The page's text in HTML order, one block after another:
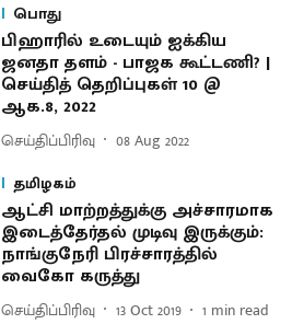
பொது
பிஹாரில் உடையும் ஐக்கிய
ஜனதா தளம் - பாஜக கூட்டணி? |
செய்தித் தெறிப்புகள் 10 @
ஆக.8, 2022
செய்திப்பிரிவு
08 Aug 2022
தமிழகம்
ஆட்சி மாற்றத்துக்கு அச்சாரமாக
இடைத்தேர்தல் முடிவு இருக்கும்:
நாங்குநேரி பிரச்சாரத்தில்
வைகோ கருத்து
செய்திப்பிரிவு 13 Oct 2019 1 min read